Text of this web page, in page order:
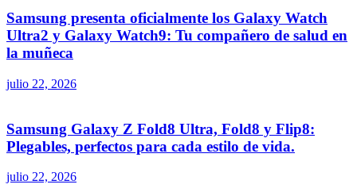
Samsung presenta oficialmente los Galaxy Watch
Ultra2 y Galaxy Watch9: Tu compañero de salud en
la muñeca
julio 22, 2026
Samsung Galaxy Z Fold8 Ultra, Fold8 y Flip8:
Plegables, perfectos para cada estilo de vida.
julio 22, 2026